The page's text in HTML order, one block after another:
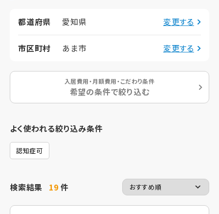
都道府県 愛知県 変更する
市区町村 あま市 変更する
入居費用・月額費用・こだわり条件
希望の条件で絞り込む
よく使われる絞り込み条件
認知症可
検索結果 19件